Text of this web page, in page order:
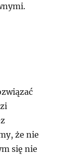
że nie
się nie